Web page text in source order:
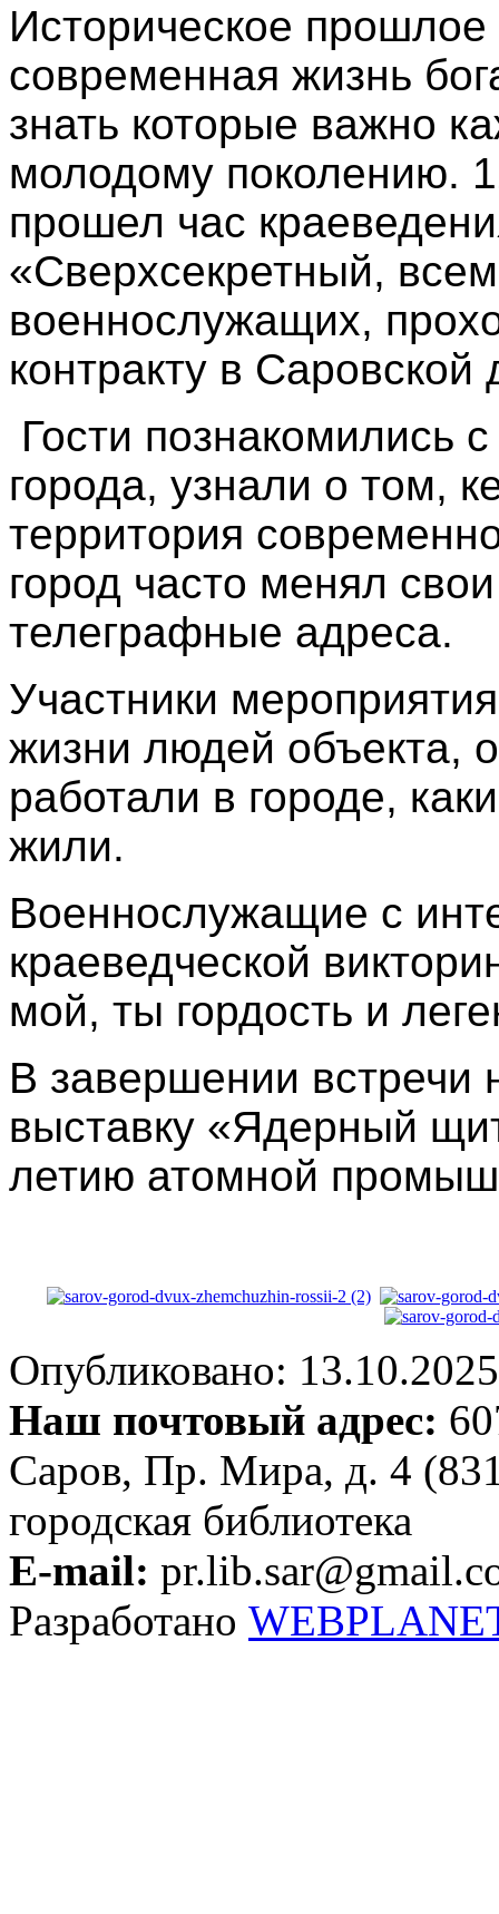
Историческое прошлое
современная жизнь
знать которые важно
молодому поколению.
прошел час
«Сверхсекретный,
военнослужащих,
контракту в Саровской
Гости познакомились
города, узнали о том,
территория
город часто менял
телеграфные адреса.
Участники
жизни людей объекта,
работали в городе,
жили.
Военнослужащие с
краеведческой
мой, ты гордость и
В завершении встречи
выставку «Ядерный
летию атомной
Опубликовано:
Наш почтовый адрес:
Саров, Пр. Мира, д. 4
городская библиотека
E-mail:
Разработано